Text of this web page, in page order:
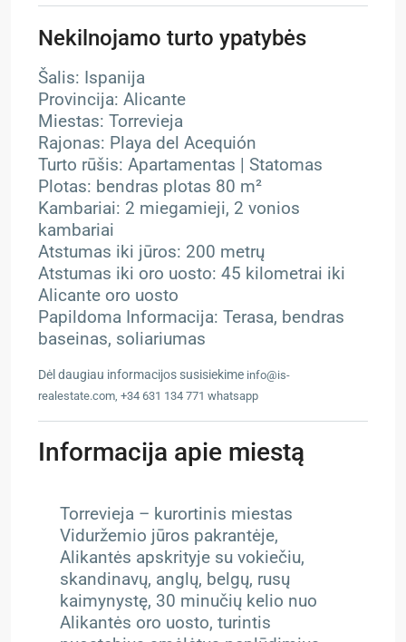
Nekilnojamo turto ypatybės
Šalis: Ispanija
Provincija: Alicante
Miestas: Torrevieja
Rajonas: Playa del Acequión
Turto rūšis: Apartamentas | Statomas
Plotas: bendras plotas 80 m²
Kambariai: 2 miegamieji, 2 vonios
kambariai
Atstumas iki jūros: 200 metrų
Atstumas iki oro uosto: 45 kilometrai iki
Alicante oro uosto
Papildoma Informacija: Terasa, bendras
baseinas, soliariumas
Dėl daugiau informacijos susisiekime info@is-
realestate.com, +34 631 134 771 whatsapp
Informacija apie miestą
Torrevieja – kurortinis miestas
Viduržemio jūros pakrantėje,
Alikantės apskrityje su vokiečiu,
skandinavų, anglų, belgų, rusų
kaimynystę, 30 minučių kelio nuo
Alikantės oro uosto, turintis